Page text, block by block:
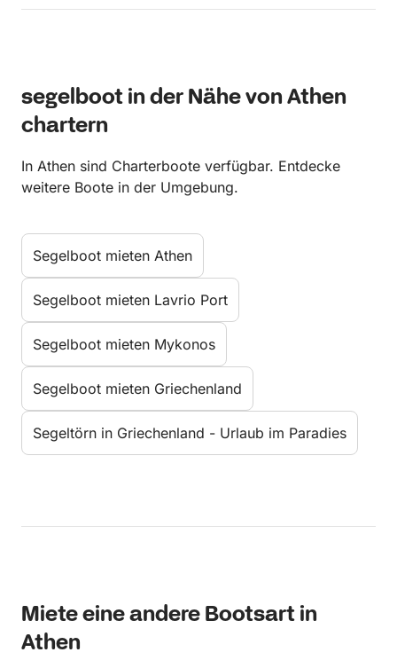
segelboot in der Nähe von Athen
chartern
In Athen sind Charterboote verfügbar. Entdecke
weitere Boote in der Umgebung.
Segelboot mieten Athen
Segelboot mieten Lavrio Port
Segelboot mieten Mykonos
Segelboot mieten Griechenland
Segeltörn in Griechenland - Urlaub im Paradies
Miete eine andere Bootsart in
Athen